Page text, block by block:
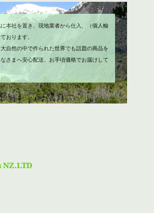
本社を置き、現地業者から仕入、（個人輸
おります。
自然の中で作られた世界でも話題の商品を
さまへ安心配送、お手頃価格でお届けして